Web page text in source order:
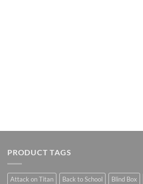
PRODUCT TAGS
Attack on Titan Back to School Blind Box